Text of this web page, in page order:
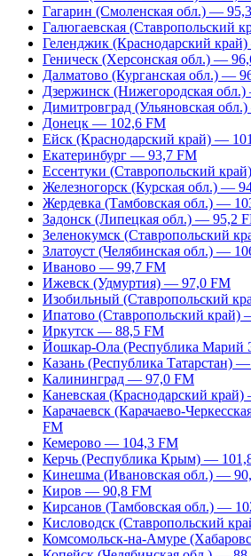
Гагарин (Смоленская обл.) —
Галюгаевская (Ставропольский
Геленджик (Краснодарский
Геническ (Херсонская обл.) —
Далматово (Курганская обл.) —
Дзержинск (Нижегородская
Димитровград (Ульяновская
Донецк — 102,6 FM
Ейск (Краснодарский край) —
Екатеринбург — 93,7 FM
Ессентуки (Ставропольский
Железногорск (Курская обл.) —
Жердевка (Тамбовская обл.) —
Задонск (Липецкая обл.) — 95,2
Зеленокумск (Ставропольский
Златоуст (Челябинская обл.) —
Иваново — 99,7 FM
Ижевск (Удмуртия) — 97,0 FM
Изобильный (Ставропольский
Ипатово (Ставропольский край)
Иркутск — 88,5 FM
Йошкар-Ола (Республика
Казань (Республика Татарстан)
Калининград — 97,0 FM
Каневская (Краснодарский
Карачаевск (Карачаево-
FM
Кемерово — 104,3 FM
Керчь (Республика Крым) —
Кинешма (Ивановская обл.) —
Киров — 90,8 FM
Кирсанов (Тамбовская обл.) —
Кисловодск (Ставропольский
Комсомольск-на-Амуре